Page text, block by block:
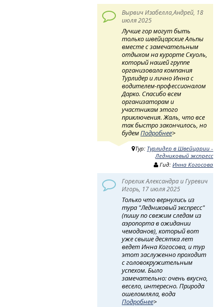
Вырвич Изабелла,Андрей, 18
июля 2025
Лучше гор могут быть
только швейцарские Альпы
вместе с замечательным
отдыхом на курорте Скуоль,
который нашей группе
организовала компания
Турлидер и лично Инна с
водителем-профессионалом
Дарко. Спасибо всем
организаторам и
участникам этого
приключения. Жаль, что все
так быстро закончилось, но
будемПодробнее>
Тур: Турлидер в Швейцарии -
Ледниковый экспресс
Гид:Инна Когосова
Горелик Александра и Гуревич
Игорь, 17 июля 2025
Только что вернулись из
тура "Ледниковый экспресс"
(пишу по свежим следам из
аэропорта в ожидании
чемоданов), который вот
уже свыше десятка лет
ведет Инна Когосова, и тур
этот заслуженно проходит
с головокружительным
успехом. Было
замечательно: очень вкусно,
весело, интересно. Природа
ошеломляла, вода
Подробнее>